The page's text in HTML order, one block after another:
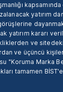
kapsamında
yatırım
yatırım kararı
ve sitedeki
ve üçüncü
"Koruma Marka
tamamen